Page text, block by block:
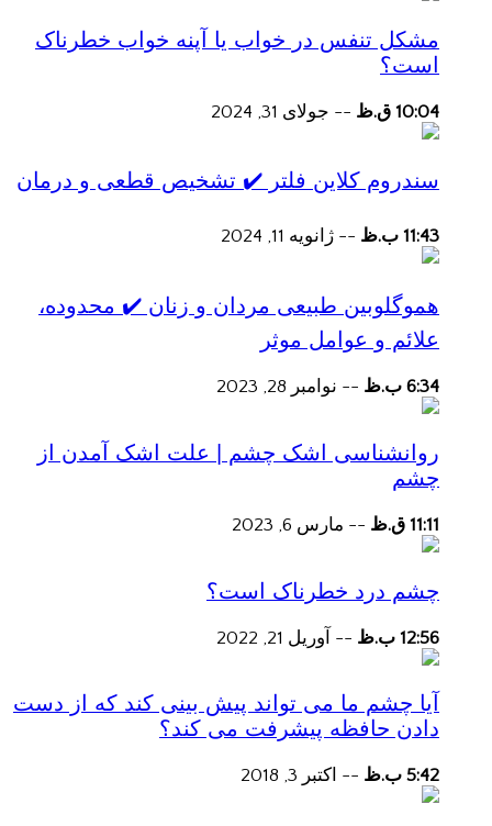
مشکل تنفس در خواب یا آپنه خواب خطرناک
است؟
10:04 ق.ظ -- جولای 31, 2024
سندروم کلاین فلتر ✔️ تشخیص قطعی و درمان
11:43 ب.ظ -- ژانویه 11, 2024
هموگلوبین طبیعی مردان و زنان ✔️ محدوده،
علائم و عوامل موثر
6:34 ب.ظ -- نوامبر 28, 2023
روانشناسی اشک چشم | علت اشک آمدن از
چشم
11:11 ق.ظ -- مارس 6, 2023
چشم درد خطرناک است؟
12:56 ب.ظ -- آوریل 21, 2022
آیا چشم ما می تواند پیش بینی کند که از دست
دادن حافظه پیشرفت می کند؟
5:42 ب.ظ -- اکتبر 3, 2018